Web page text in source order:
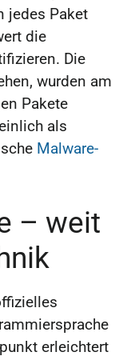
jedes Paket
die
Die
wurden am
Pakete
als
Malware-
– weit
erleichtert